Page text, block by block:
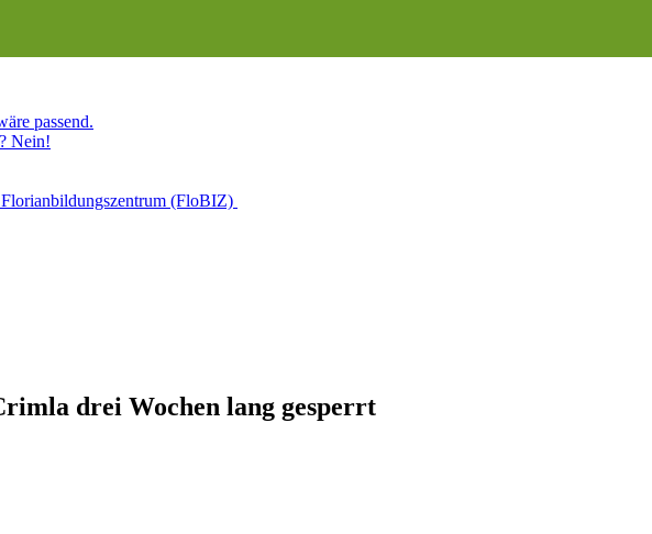
passend.
Nein!
(FloBIZ)
drei Wochen lang gesperrt